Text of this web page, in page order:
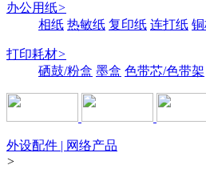
办公用纸>
相纸 热敏纸 复印纸 连打纸
打印耗材>
硒鼓/粉盒 墨盒 色带芯/色带架
外设配件 | 网络产品
>